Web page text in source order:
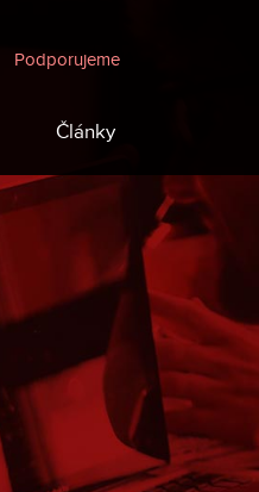
Podporujeme
Články